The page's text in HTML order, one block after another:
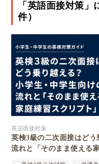
「英語面接対策
件）
英語面接対策
英検3級の二次面接はど
流れと「そのまま使える